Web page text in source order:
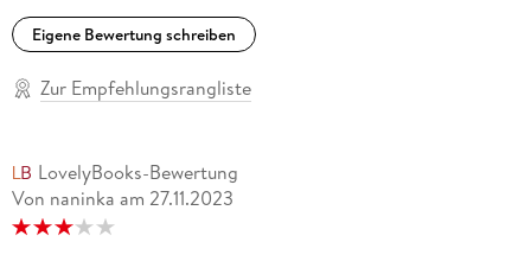
Eigene Bewertung schreiben
Zur Empfehlungsrangliste
LovelyBooks-Bewertung
Von naninka am 27.11.2023